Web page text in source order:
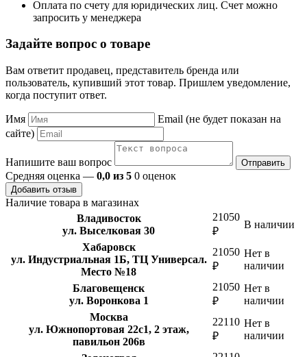
Оплата по счету для юридических лиц. Счет можно
запросить у менеджера
Задайте вопрос о товаре
Вам ответит продавец, представитель бренда или
пользователь, купивший этот товар. Пришлем уведомление,
когда поступит ответ.
Имя
Email (не будет показан на
сайте)
Напишите ваш вопрос Отправить
Средняя оценка — 0,0 из 5 0 оценок
Добавить отзыв
Наличие товара в магазинах
Владивосток
ул. Выселковая 30
21050
₽
В наличии
Хабаровск
ул. Индустриальная 1Б, ТЦ Универсал.
Место №18
21050
₽
Нет в
наличии
Благовещенск
ул. Воронкова 1
21050
₽
Нет в
наличии
Москва
ул. Южнопортовая 22с1, 2 этаж,
павильон 206в
22110
₽
Нет в
наличии